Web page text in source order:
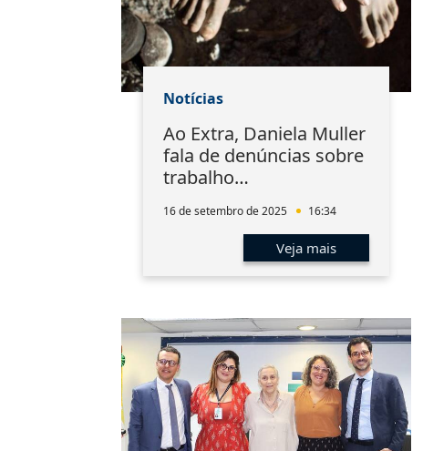
Notícias
Ao Extra, Daniela Muller
fala de denúncias sobre
trabalho
16 de setembro de 2025 16:34
Veja mais